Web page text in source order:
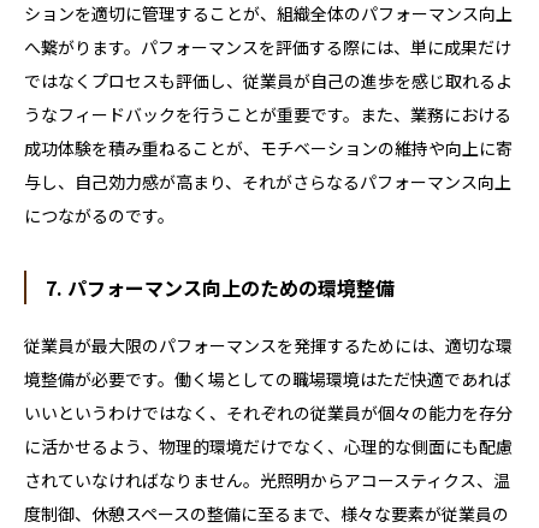
ションを適切に管理することが、組織全体のパフォーマンス向上
へ繋がります。パフォーマンスを評価する際には、単に成果だけ
ではなくプロセスも評価し、従業員が自己の進歩を感じ取れるよ
うなフィードバックを行うことが重要です。また、業務における
成功体験を積み重ねることが、モチベーションの維持や向上に寄
与し、自己効力感が高まり、それがさらなるパフォーマンス向上
につながるのです。
7. パフォーマンス向上のための環境整備
従業員が最大限のパフォーマンスを発揮するためには、適切な環
境整備が必要です。働く場としての職場環境はただ快適であれば
いいというわけではなく、それぞれの従業員が個々の能力を存分
に活かせるよう、物理的環境だけでなく、心理的な側面にも配慮
されていなければなりません。光照明からアコースティクス、温
度制御、休憩スペースの整備に至るまで、様々な要素が従業員の